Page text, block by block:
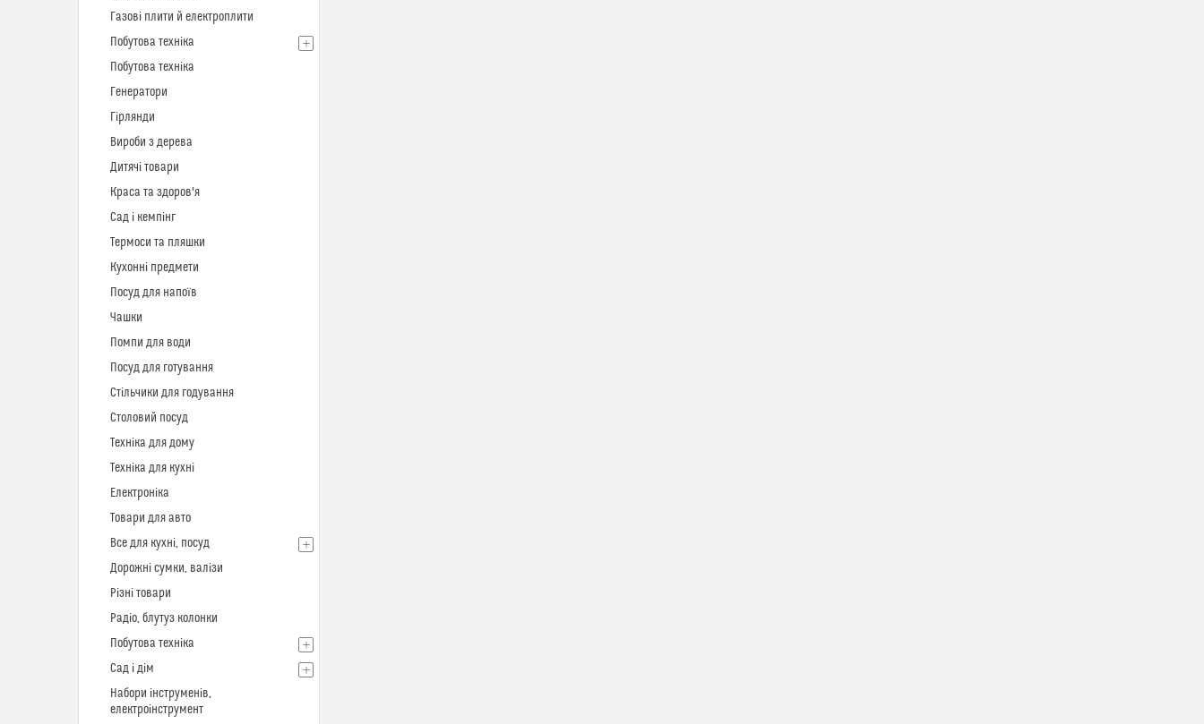
Газові плити й електроплити
Побутова техніка
Побутова техніка
Генератори
Гірлянди
Вироби з дерева
Дитячі товари
Краса та здоров'я
Сад і кемпінг
Термоси та пляшки
Кухонні предмети
Посуд для напоїв
Чашки
Помпи для води
Посуд для готування
Стільчики для годування
Столовий посуд
Техніка для дому
Техніка для кухні
Електроніка
Товари для авто
Все для кухні, посуд
Дорожні сумки, валізи
Різні товари
Радіо, блутуз колонки
Побутова техніка
Сад і дім
Набори інструменів,
електроінструмент